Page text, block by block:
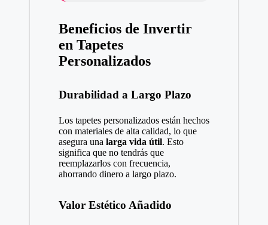
Beneficios de Invertir
en Tapetes
Personalizados
Durabilidad a Largo Plazo
Los tapetes personalizados están hechos
con materiales de alta calidad, lo que
asegura una larga vida útil. Esto
significa que no tendrás que
reemplazarlos con frecuencia,
ahorrando dinero a largo plazo.
Valor Estético Añadido